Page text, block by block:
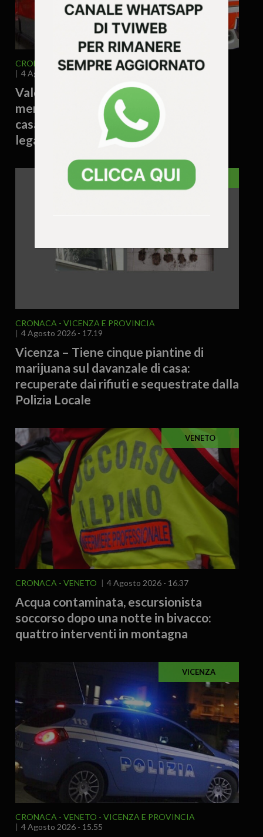
CRONACA VENETO
VICENZA E PROVINCIA
4 Agosto 2026 - 17.54
Valdagno – Donna trovata morta
mentre raccoglieva patate nell’orto di
casa: si valuta un possibile malore
legato al caldo
CRONACA
VICENZA E PROVINCIA
4 Agosto 2026 - 17.19
Vicenza – Tiene cinque piantine di
marijuana sul davanzale di casa:
recuperate dai rifiuti e sequestrate dalla
Polizia Locale
VENETO
CRONACA VENETO 4 Agosto 2026 - 16.37
Acqua contaminata, escursionista
soccorso dopo una notte in bivacco:
quattro interventi in montagna
VICENZA
CRONACA VENETO
VICENZA E PROVINCIA
4 Agosto 2026 - 15.55